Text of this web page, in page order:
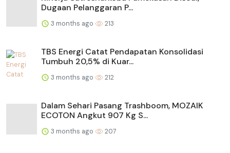
Dugaan Pelanggaran P...
3 months ago 213
TBS Energi Catat Pendapatan Konsolidasi
Tumbuh 20,5% di Kuar...
3 months ago 212
Dalam Sehari Pasang Trashboom, MOZAIK
ECOTON Angkut 907 Kg S...
3 months ago 207